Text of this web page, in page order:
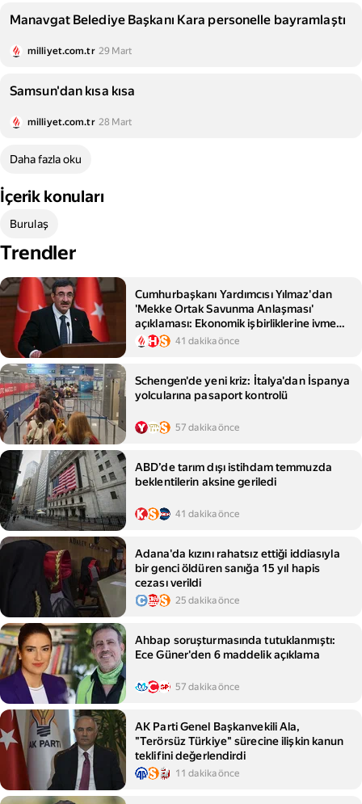
Manavgat Belediye Başkanı Kara personelle bayramlaştı
milliyet.com.tr 29 Mart
Samsun'dan kısa kısa
milliyet.com.tr 28 Mart
Daha fazla oku
İçerik konuları
Burulaş
Trendler
Cumhurbaşkanı Yardımcısı Yılmaz'dan
'Mekke Ortak Savunma Anlaşması'
açıklaması: Ekonomik işbirliklerine ivme
kazandırmasını bekliyoruz
41 dakika önce
Schengen'de yeni kriz: İtalya'dan İspanya
yolcularına pasaport kontrolü
57 dakika önce
ABD’de tarım dışı istihdam temmuzda
beklentilerin aksine geriledi
41 dakika önce
Adana'da kızını rahatsız ettiği iddiasıyla
bir genci öldüren sanığa 15 yıl hapis
cezası verildi
25 dakika önce
Ahbap soruşturmasında tutuklanmıştı:
Ece Güner'den 6 maddelik açıklama
57 dakika önce
AK Parti Genel Başkanvekili Ala,
"Terörsüz Türkiye" sürecine ilişkin kanun
teklifini değerlendirdi
11 dakika önce